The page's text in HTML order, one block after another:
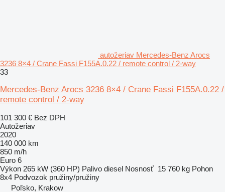
autožeriav Mercedes-Benz Arocs
3236 8×4 / Crane Fassi F155A.0.22 / remote control / 2-way
33
Mercedes-Benz Arocs 3236 8×4 / Crane Fassi F155A.0.22 /
remote control / 2-way
101 300 € Bez DPH
Autožeriav
2020
140 000 km
850 m/h
Euro 6
Výkon 265 kW (360 HP) Palivo diesel Nosnosť 15 760 kg Pohon
8x4 Podvozok pružiny/pružiny
Poľsko, Krakow